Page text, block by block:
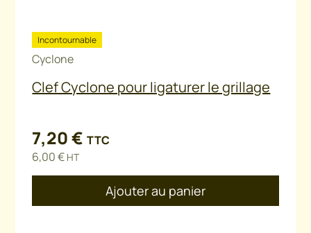
Incontournable
Cyclone
Clef Cyclone pour ligaturer le grillage
7,20€ TTC
6,00€ HT
Ajouter au panier